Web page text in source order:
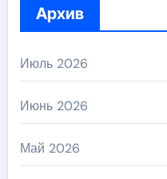
Архив
Июль 2026
Июнь 2026
Май 2026